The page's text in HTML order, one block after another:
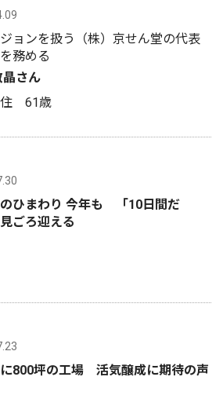
ョンを扱う（株）京せん堂の代表
務める
晶さん
住 61歳
のひまわり 今年も 「10日間だ
ごろ迎える
800坪の工場 活気醸成に期待の声